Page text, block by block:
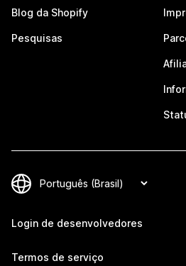
Blog da Shopify
Pesquisas
Login de desenvolvedores
Termos de serviço